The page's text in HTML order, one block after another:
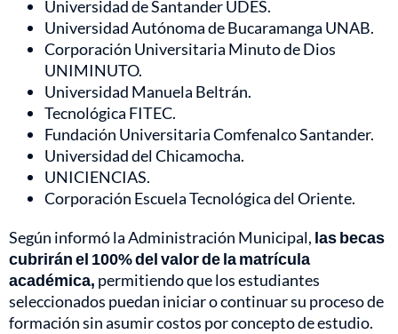
Universidad de Santander UDES.
Universidad Autónoma de Bucaramanga UNAB.
Corporación Universitaria Minuto de Dios
UNIMINUTO.
Universidad Manuela Beltrán.
Tecnológica FITEC.
Fundación Universitaria Comfenalco Santander.
Universidad del Chicamocha.
UNICIENCIAS.
Corporación Escuela Tecnológica del Oriente.
Según informó la Administración Municipal, las becas
cubrirán el 100% del valor de la matrícula
académica, permitiendo que los estudiantes
seleccionados puedan iniciar o continuar su proceso de
formación sin asumir costos por concepto de estudio.